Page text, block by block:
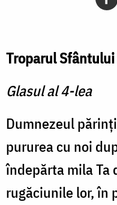
Troparul
Glasul al 4-lea
Dumnezeul
pururea cu noi
îndepărta mila Ta
rugăciunile lor, în